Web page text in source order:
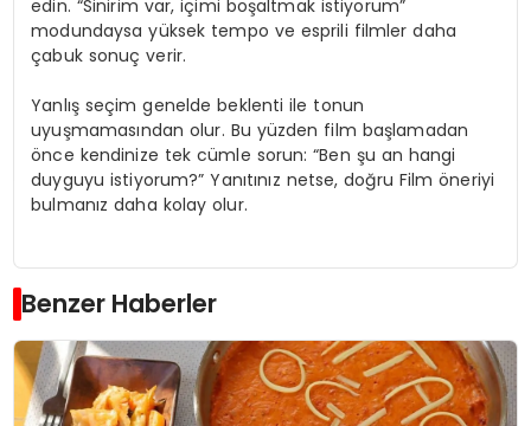
edin. “Sinirim var, içimi boşaltmak istiyorum”
modundaysa yüksek tempo ve esprili filmler daha
çabuk sonuç verir.
Yanlış seçim genelde beklenti ile tonun
uyuşmamasından olur. Bu yüzden film başlamadan
önce kendinize tek cümle sorun: “Ben şu an hangi
duyguyu istiyorum?” Yanıtınız netse, doğru Film öneriyi
bulmanız daha kolay olur.
Benzer Haberler